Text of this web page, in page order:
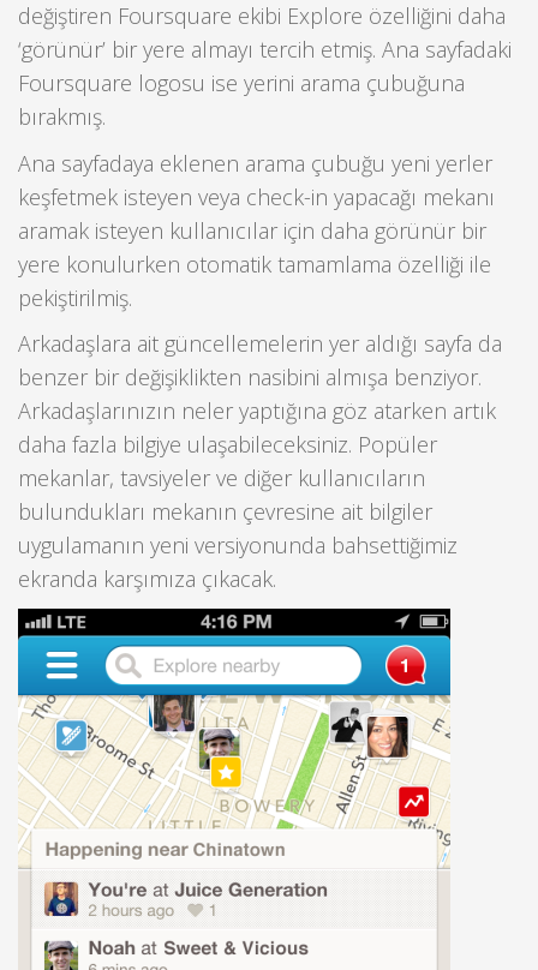
değiştiren Foursquare ekibi Explore özelliğini daha
‘görünür’ bir yere almayı tercih etmiş. Ana sayfadaki
Foursquare logosu ise yerini arama çubuğuna
bırakmış.
Ana sayfadaya eklenen arama çubuğu yeni yerler
keşfetmek isteyen veya check-in yapacağı mekanı
aramak isteyen kullanıcılar için daha görünür bir
yere konulurken otomatik tamamlama özelliği ile
pekiştirilmiş.
Arkadaşlara ait güncellemelerin yer aldığı sayfa da
benzer bir değişiklikten nasibini almışa benziyor.
Arkadaşlarınızın neler yaptığına göz atarken artık
daha fazla bilgiye ulaşabileceksiniz. Popüler
mekanlar, tavsiyeler ve diğer kullanıcıların
bulundukları mekanın çevresine ait bilgiler
uygulamanın yeni versiyonunda bahsettiğimiz
ekranda karşımıza çıkacak.